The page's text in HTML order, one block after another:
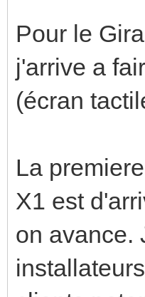
Pour le
j'arrive a
(écran
La
X1 est
on avance.